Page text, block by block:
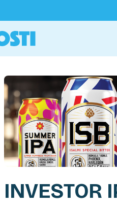
INVESTOR